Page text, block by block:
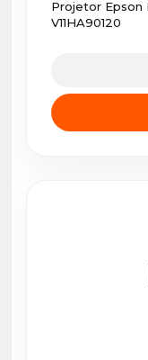
Projetor Epson
V11HA90120